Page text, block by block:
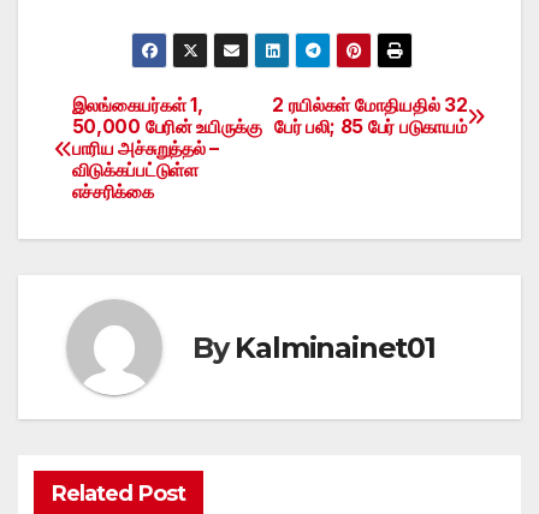
Post
navigation
2 ரயில்கள் மோதியதில் 32
பேர் பலி; 85 பேர் படுகாயம்
இலங்கையர்கள் 1,
50,000 பேரின் உயிருக்கு
பாரிய அச்சுறுத்தல் –
விடுக்கப்பட்டுள்ள
எச்சரிக்கை
ByKalminainet01
Related Post